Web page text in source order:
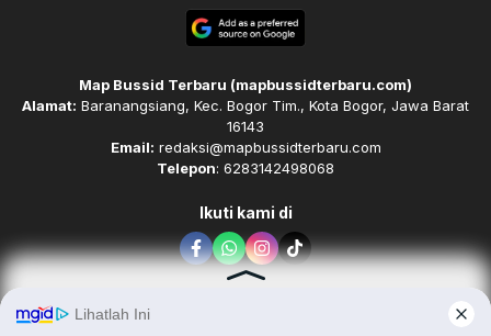
Map Bussid Terbaru (mapbussidterbaru.com)
Alamat: Baranangsiang, Kec. Bogor Tim., Kota Bogor, Jawa Barat
16143
Email: redaksi@mapbussidterbaru.com
Telepon: 6283142498068
Ikuti kami di
Disclaimer